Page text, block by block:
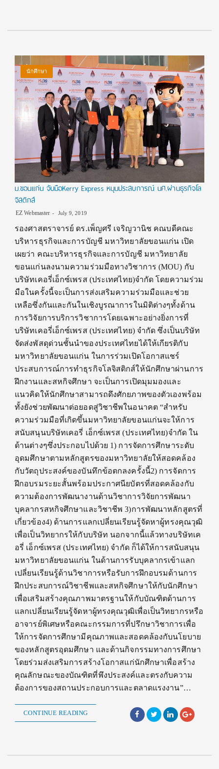
นักศึกษา
ม.ขอนแก่น จับมือKerry Express หนุนประสบการณ์ นศ.ผ่านธุรกิจโล
จิสติกส์
EZ Webmaster July 9, 2019
รองศาสตราจารย์ ดร.เพ็ญศรี เจริญวานิช คณบดีคณะ
บริหารธุรกิจและการบัญชี มหาวิทยาลัยขอนแก่น เปิด
เผยว่า คณะบริหารธุรกิจและการบัญชี มหาวิทยาลัย
ขอนแก่นลงนามความร่วมมือทางวิชาการ (MOU) กับ
บริษัทเคอรี่เอ็กซ์เพรส (ประเทศไทย)จำกัด โดยความร่วม
มือในครั้งนี้จะเป็นการส่งเสริมความร่วมมือและช่วย
เหลือซึ่งกันและกันในเชิงบูรณาการในมิติต่างๆทั้งด้าน
การวิจัยการบริการวิชาการโดยเฉพาะอย่างยิ่งการที่
บริษัทเคอรี่เอ็กซ์เพรส (ประเทศไทย) จำกัด ซึ่งเป็นบริษัท
จัดส่งพัสดุด่วนชั้นนำของประเทศไทยได้ให้เกียรติกับ
มหาวิทยาลัยขอนแก่น ในการร่วมเปิดโอกาสแชร์
ประสบการณ์การทำธุรกิจโลจิสติกส์ให้นักศึกษาผ่านการ
ฝึกงานและสหกิจศึกษา จะเป็นการเปิดมุมมองและ
แนวคิดให้นักศึกษาสามารถดึงศักยภาพของตัวเองพร้อม
ทั้งยังช่วยพัฒนาต่อยอดสู่วิชาชีพในอนาคต “สำหรับ
ความร่วมมือที่เกิดขึ้นมหาวิทยาลัยขอนแก่นจะให้การ
สนับสนุนบริษัทเคอรี่ เอ็กซ์เพรส (ประเทศไทย)จำกัด ใน
ด้านต่างๆซึ่งประกอบไปด้วย 1) การจัดการศึกษาระดับ
อุดมศึกษาตามหลักสูตรของมหาวิทยาลัยให้สอดคล้อง
กับวัตถุประสงค์ของบันทึกข้อตกลงครั้งนี้2) การจัดการ
ฝึกอบรมระยะสั้นพร้อมประกาศนียบัตรที่สอดคล้องกับ
ความต้องการพัฒนางานด้านวิชาการวิจัยการพัฒนา
บุคลากรสหกิจศึกษาและวิชาชีพ 3)การพัฒนาหลักสูตรที่
เกี่ยวข้อง4) ด้านการแลกเปลี่ยนเรียนรู้จัดหาผู้ทรงคุณวุฒิ
เพื่อเป็นวิทยากรให้กับบริษัท นอกจากนี้แล้วทางบริษัทเค
อรี่ เอ็กซ์เพรส (ประเทศไทย) จำกัด ก็ได้ให้การสนับสนุน
มหาวิทยาลัยขอนแก่น ในด้านการรับบุคลากรเข้าแลก
เปลี่ยนเรียนรู้ด้านวิชาการหรือรับการฝึกอบรมด้านการ
ฝึกประสบการณ์วิชาชีพและสหกิจศึกษาให้กับนักศึกษา
เพื่อเสริมสร้างคุณภาพมาตรฐานให้กับบัณฑิตด้านการ
แลกเปลี่ยนเรียนรู้จัดหาผู้ทรงคุณวุฒิเพื่อเป็นวิทยากรหรือ
อาจารย์พิเศษหรือคณะกรรมการที่ปรึกษาวิชาการเพื่อ
ให้การจัดการศึกษามีคุณภาพและสอดคล้องกับนโยบาย
ของหลักสูตรอุดมศึกษา และด้านกิจกรรมทางการศึกษา
โดยร่วมส่งเสริมการสร้างโอกาสแก่นักศึกษาเพื่อสร้าง
คุณลักษณะของบัณฑิตที่พึงประสงค์และตรงกับความ
ต้องการของสถานประกอบการและตลาดแรงงาน”…
CONTINUE READING